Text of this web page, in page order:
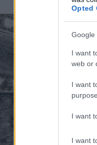
Opted
Google
I want
web or
I want
I want
I want